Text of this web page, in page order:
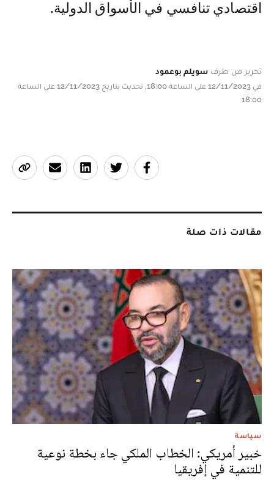
اقتصادي تنافسي في الأسواق الدولية.
تحرير من طرف سويلم بوعمود
في 12/11/2023 على الساعة 18:00, تحديث بتاريخ 12/11/2023 على الساعة
18:00
مقالات ذات صلة
سياسة
خبير أمريكي: الخطاب الملكي جاء بخطة نوعية
للتنمية في إفريقيا